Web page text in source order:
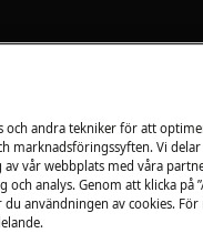
säkringarna/
till ugnen i 30
och andra tekniker för att
marknadsföringssyften. Vi
vår webbplats med våra
och analys. Genom att klicka på
du användningen av cookies.